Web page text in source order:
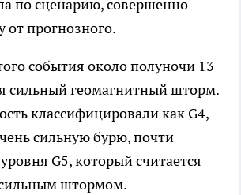
по сценарию, совершенно
от прогнозного.
события около полуночи 13
сильный геомагнитный шторм.
классифицировали как G4,
сильную бурю, почти
G5, который считается
штормом.